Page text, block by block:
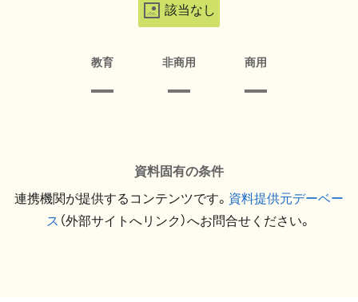
該当なし
教育 非商用 商用
資料固有の条件
連携機関が提供するコンテンツです。 資料提供元デーベー
ス （外部サイトへリンク）へお問合せください。